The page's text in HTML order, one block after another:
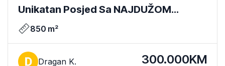
Unikatan Posjed Sa NAJDUŽOM
OBALOM: 2 Objekta - Rijeka Pliva/Đol
850 m²
Dragan K. 300.000KM